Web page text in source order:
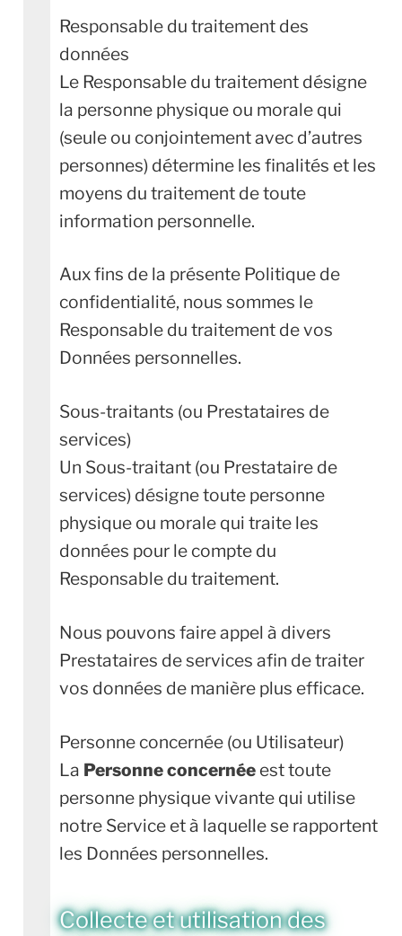
Responsable du traitement des
données
Le Responsable du traitement désigne
la personne physique ou morale qui
(seule ou conjointement avec d’autres
personnes) détermine les finalités et les
moyens du traitement de toute
information personnelle.
Aux fins de la présente Politique de
confidentialité, nous sommes le
Responsable du traitement de vos
Données personnelles.
Sous-traitants (ou Prestataires de
services)
Un Sous-traitant (ou Prestataire de
services) désigne toute personne
physique ou morale qui traite les
données pour le compte du
Responsable du traitement.
Nous pouvons faire appel à divers
Prestataires de services afin de traiter
vos données de manière plus efficace.
Personne concernée (ou Utilisateur)
La Personne concernée est toute
personne physique vivante qui utilise
notre Service et à laquelle se rapportent
les Données personnelles.
Collecte et utilisation des